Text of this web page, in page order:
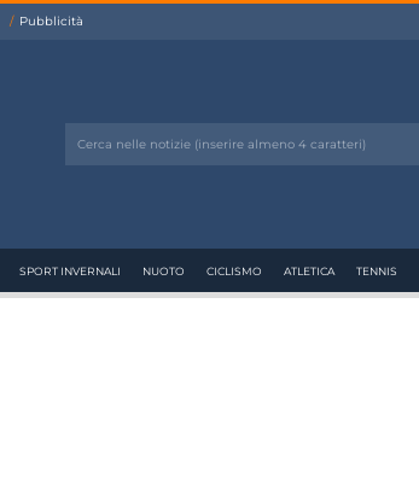
Pubblicità
SPORT INVERNALI NUOTO CICLISMO ATLETICA TENNIS